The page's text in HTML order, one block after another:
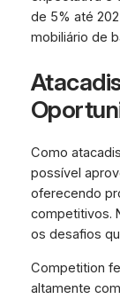
de 5% até
mobiliário de
Como
possível
oferecendo
competitivos.
os desafios
Competition
altamente